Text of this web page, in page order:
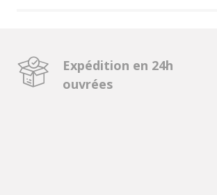
Expédition en 24h
ouvrées